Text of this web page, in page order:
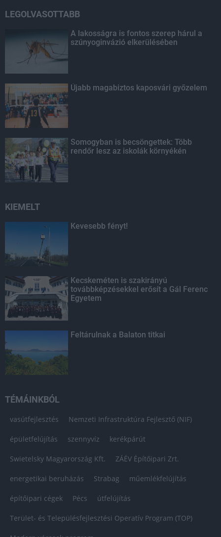
LEGOLVASOTTABB
A lakosságra is fontos szerep hárul a
szúnyoginvázió elkerülésében
Újabb magabiztos kaposvári győzelem
Somogyban is becsöngettek: Több
rendőr lesz az iskolák környékén
KIEMELT
Kevesebb fényt!
Kecskeméten is szakirányú
továbbképzésekkel erősít a Gál Ferenc
Egyetem
Feltárulnak a Balaton titkai
TÉMÁINKBÓL
vasútfejlesztés Nemzeti Infrastruktúra Fejlesztő (NIF)
épületfelújítás szennyvíz kerékpárút
Swietelsky Magyarország Kft. ZÁÉV Építőipari Zrt.
energetikai beruházás Strabag műemlékfelújítás
építőipari cégek Pécs útfelújítás
Terület- és Településfejlesztési Operatív Program (TOP)